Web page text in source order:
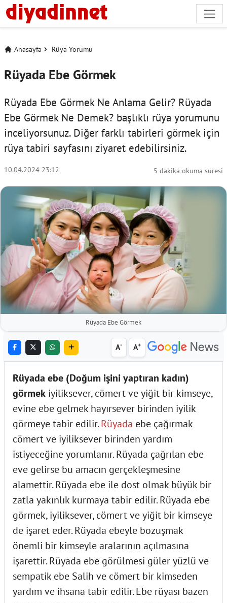
Anasayfa Rüya Yorumu
Rüyada Ebe Görmek
Rüyada Ebe Görmek Ne Anlama Gelir? Rüyada
Ebe Görmek Ne Demek? başlıklı rüya yorumunu
inceliyorsunuz. Diğer farklı tabirleri görmek için
rüya tabiri sayfasını ziyaret edebilirsiniz.
10.04.2024 23:12 5 dakika okuma süresi
Rüyada Ebe Görmek
A- A+
Rüyada ebe (Doğum işini yaptıran kadın)
görmek iyiliksever, cömert ve yiğit bir kimseye,
evine ebe gelmek hayırsever birinden iyilik
görmeye tabir edilir.Rüyada ebe çağırmak
cömert ve iyiliksever birinden yardım
istiyeceğine yorumlanır. Rüyada çağrılan ebe
eve gelirse bu amacın gerçekleşmesine
alamettir. Rüyada ebe ile dost olmak büyük bir
zatla yakınlık kurmaya tabir edilir. Rüyada ebe
görmek, iyiliksever, cömert ve yiğit bir kimseye
de işaret eder. Rüyada ebeyle bozuşmak
önemli bir kimseyle aralarının açılmasına
işarettir. Rüyada ebe görülmesi güler yüzlü ve
sempatik ebe Salih ve cömert bir kimseden
yardım ve ihsana tabir edilir. Ebe rüyası bazen